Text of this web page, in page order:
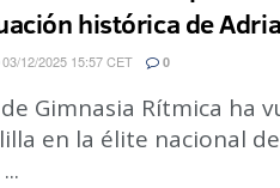
histórica de
03/12/2025 15:57 CET 0
Gimnasia Rítmica ha
en la élite nacional